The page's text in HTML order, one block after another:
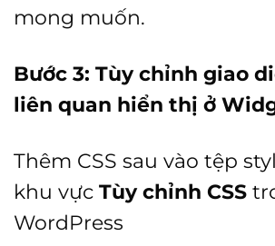
mong muốn.
Bước 3: Tùy chỉnh giao
liên quan hiển thị ở
Thêm CSS sau vào tệp
khu vực Tùy chỉnh CSS
WordPress